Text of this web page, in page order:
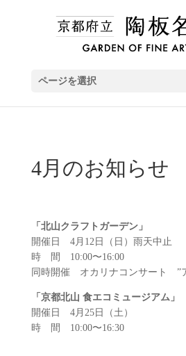
ページを選択
4月のお知らせ
「北山クラフトガーデン」
開催日 4月12日（日）雨天中止
時 間 10:00〜16:00
同時開催 オカリナコンサート ”
「京都北山 食エコミュージアム」
開催日 4月25日（土）
時 間 10:00〜16:30